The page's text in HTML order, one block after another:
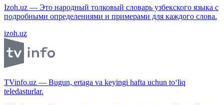
Izoh.uz — Это народный толковый словарь узбекского языка с
подробными определениями и примерами для каждого слова.
izoh.uz
TVinfo.uz — Bugun, ertaga va keyingi hafta uchun to‘liq
teledasturlar.